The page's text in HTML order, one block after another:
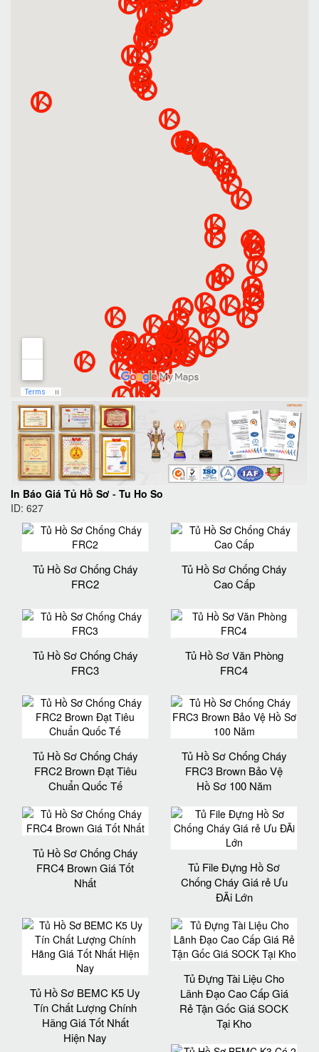
In Báo Giá Tủ Hồ Sơ - Tu Ho So
ID: 627
Tủ Hồ Sơ Chống Cháy
FRC2
Tủ Hồ Sơ Chống Cháy
Cao Cấp
Tủ Hồ Sơ Chống Cháy
FRC3
Tủ Hồ Sơ Văn Phòng
FRC4
Tủ Hồ Sơ Chống Cháy
FRC2 Brown Đạt Tiêu
Chuẩn Quốc Tế
Tủ Hồ Sơ Chống Cháy
FRC3 Brown Bảo Vệ
Hồ Sơ 100 Năm
Tủ Hồ Sơ Chống Cháy
FRC4 Brown Giá Tốt
Nhất
Tủ File Đựng Hồ Sơ
Chống Cháy Giá rẻ Ưu
ĐÃi Lớn
Tủ Hồ Sơ BEMC K5 Uy
Tín Chất Lượng Chính
Hãng Giá Tốt Nhất
Hiện Nay
Tủ Đựng Tài Liệu Cho
Lãnh Đạo Cao Cấp Giá
Rẻ Tận Gốc Giá SOCK
Tại Kho